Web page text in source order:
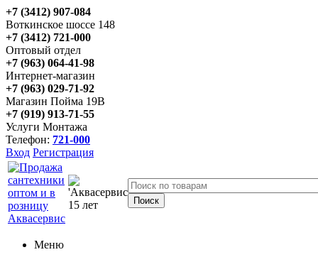
+7 (3412) 907-084
Воткинское шоссе 148
+7 (3412) 721-000
Оптовый отдел
+7 (963) 064-41-98
Интернет-магазин
+7 (963) 029-71-92
Магазин Пойма 19В
+7 (919) 913-71-55
Услуги Монтажа
Телефон: 721-000
Вход Регистрация
Меню